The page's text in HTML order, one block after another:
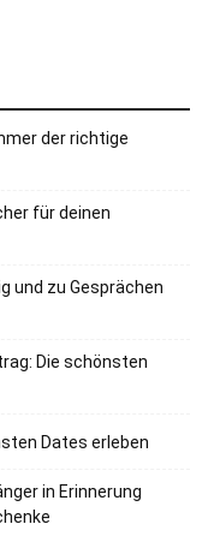
der richtige
für deinen
und zu Gesprächen
Die schönsten
Dates erleben
in Erinnerung